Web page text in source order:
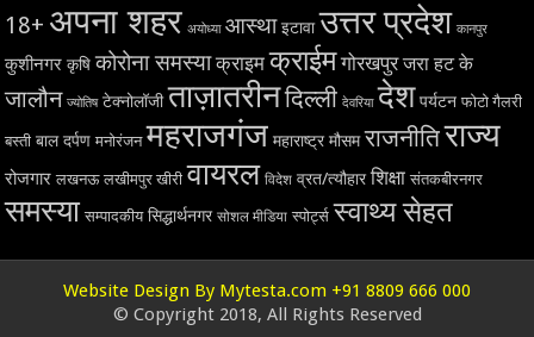
18+ अपना शहर अयोध्या आस्था इटावा उत्तर प्रदेश कानपुर
कुशीनगर कृषि कोरोना समस्या क्राइम क्राईम गोरखपुर जरा हट के
जालौन ज्योतिष टेक्नोलॉजी ताज़ातरीनदिल्ली देवरिया देश पर्यटन फोटो गैलरी
बस्ती बाल दर्पण मनोरंजन महराजगंज महाराष्ट्र मौसम राजनीतिराज्य
रोजगार लखनऊ लखीमपुर खीरी वायरल विदेश व्रत/त्यौहार शिक्षा संतकबीरनगर
समस्या सम्पादकीय सिद्धार्थनगर सोशल मीडिया स्पोर्ट्स स्वाथ्य सेहत
Website Design By Mytesta.com +91 8809 666 000
© Copyright 2018, All Rights Reserved